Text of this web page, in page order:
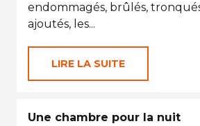
endommagés, brûlés,
ajoutés, les...
LIRE LA SUITE
Une chambre pour la nuit